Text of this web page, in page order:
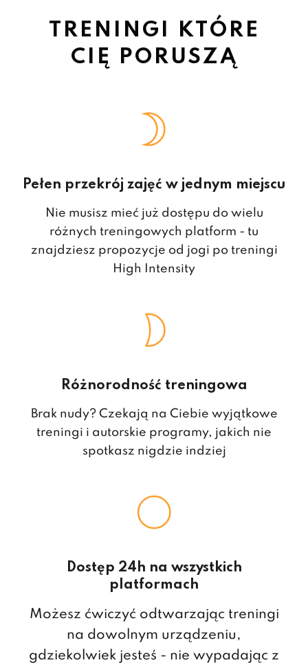
TRENINGI KTÓRE
CIĘ PORUSZĄ
Pełen przekrój zajęć w jednym miejscu
Nie musisz mieć już dostępu do wielu
różnych treningowych platform - tu
znajdziesz propozycje od jogi po treningi
High Intensity
Różnorodność treningowa
Brak nudy? Czekają na Ciebie wyjątkowe
treningi i autorskie programy, jakich nie
spotkasz nigdzie indziej
Dostęp 24h na wszystkich
platformach
Możesz ćwiczyć odtwarzając treningi
na dowolnym urządzeniu,
gdziekolwiek jesteś - nie wypadając z